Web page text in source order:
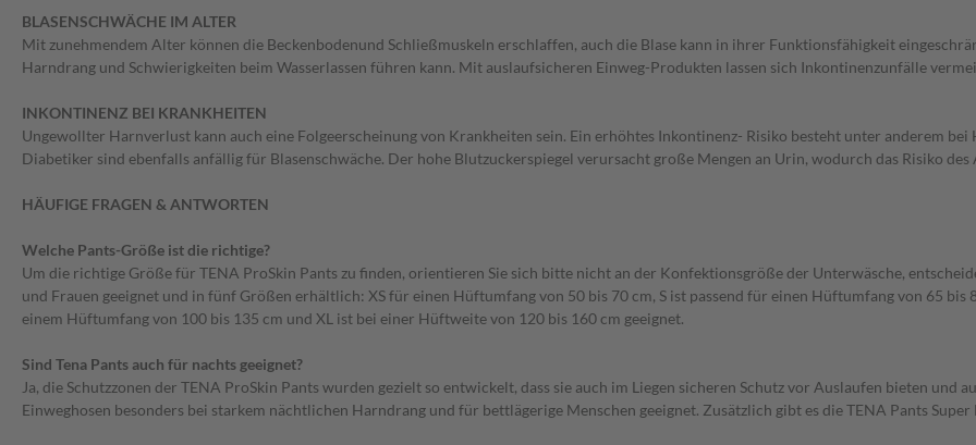
BLASENSCHWÄCHE IM ALTER
Mit zunehmendem Alter können die Beckenbodenund Schließmuskeln erschlaffen, auch die Blase kann in ihrer Funktionsfähigkeit
Harndrang und Schwierigkeiten beim Wasserlassen führen kann. Mit auslaufsicheren Einweg-Produkten lassen sich Inkontinenzunfälle
INKONTINENZ BEI KRANKHEITEN
Ungewollter Harnverlust kann auch eine Folgeerscheinung von Krankheiten sein. Ein erhöhtes Inkontinenz- Risiko besteht unter anderem
Diabetiker sind ebenfalls anfällig für Blasenschwäche. Der hohe Blutzuckerspiegel verursacht große Mengen an Urin, wodurch das Risiko des
HÄUFIGE FRAGEN & ANTWORTEN
Welche Pants-Größe ist die richtige?
Um die richtige Größe für TENA ProSkin Pants zu finden, orientieren Sie sich bitte nicht an der Konfektionsgröße der Unterwäsche,
und Frauen geeignet und in fünf Größen erhältlich: XS für einen Hüftumfang von 50 bis 70 cm, S ist passend für einen Hüftumfang von 65
einem Hüftumfang von 100 bis 135 cm und XL ist bei einer Hüftweite von 120 bis 160 cm geeignet.
Sind Tena Pants auch für nachts geeignet?
Ja, die Schutzzonen der TENA ProSkin Pants wurden gezielt so entwickelt, dass sie auch im Liegen sicheren Schutz vor Auslaufen bieten
Einweghosen besonders bei starkem nächtlichen Harndrang und für bettlägerige Menschen geeignet. Zusätzlich gibt es die TENA Pants